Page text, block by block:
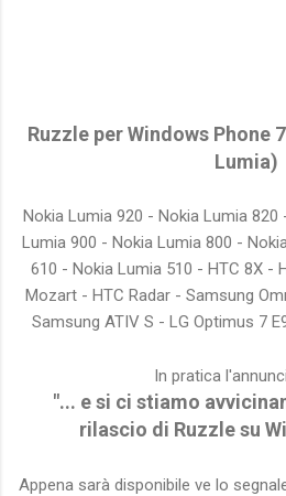
Ruzzle per Windows Phone
Lumia)
Nokia Lumia 920 - Nokia Lumia
Lumia 900 - Nokia Lumia 800 -
610 - Nokia Lumia 510 - HTC 8X -
Mozart - HTC Radar - Samsung
Samsung ATIV S - LG Optimus 7
In pratica
"... e si ci stiamo
rilascio di Ruzzle su
Appena sarà disponibile ve lo